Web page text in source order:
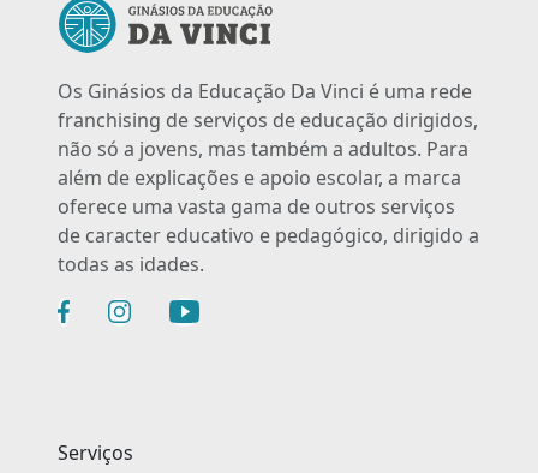
Os Ginásios da Educação Da Vinci é uma rede
franchising de serviços de educação dirigidos,
não só a jovens, mas também a adultos. Para
além de explicações e apoio escolar, a marca
oferece uma vasta gama de outros serviços
de caracter educativo e pedagógico, dirigido a
todas as idades.
Serviços